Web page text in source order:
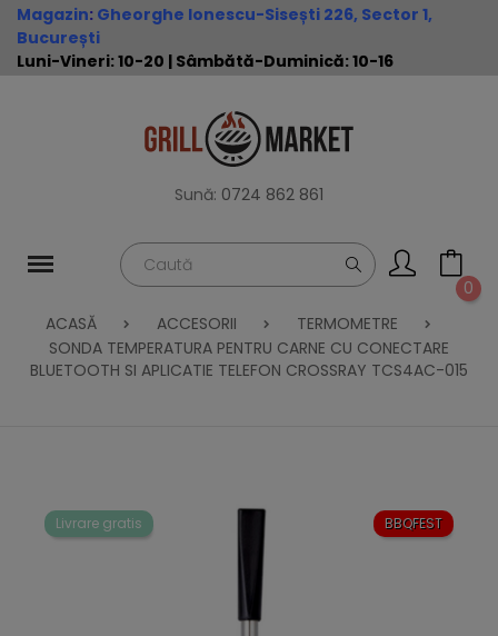
Magazin: Gheorghe Ionescu-Sisești 226, Sector 1,
București
Luni-Vineri: 10-20 | Sâmbătă-Duminică: 10-16
Sună: 0724 862 861
0
ACASĂ
ACCESORII
TERMOMETRE
SONDA TEMPERATURA PENTRU CARNE CU CONECTARE
BLUETOOTH SI APLICATIE TELEFON CROSSRAY TCS4AC-015
BBQFEST
Livrare gratis